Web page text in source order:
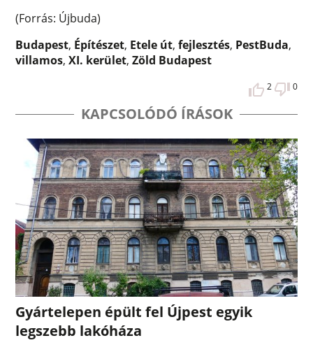
(Forrás: Újbuda)
Budapest, Építészet, Etele út,fejlesztés, PestBuda,
villamos,XI. kerület,Zöld Budapest
2 0
KAPCSOLÓDÓ ÍRÁSOK
Gyártelepen épült fel Újpest egyik
legszebb lakóháza